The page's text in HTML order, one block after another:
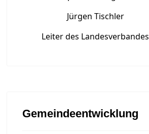
Jürgen Tischler
Leiter des Landesverbandes
Gemeindeentwicklung